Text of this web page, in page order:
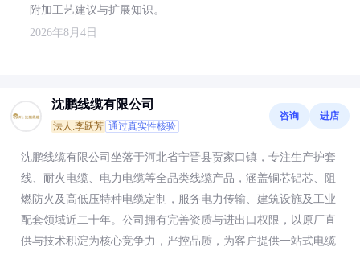
附加工艺建议与扩展知识。
2026年8月4日
沈鹏线缆有限公司
法人:李跃芳 通过真实性核验
咨询 进店
沈鹏线缆有限公司坐落于河北省宁晋县贾家口镇，专注生产护套
线、耐火电缆、电力电缆等全品类线缆产品，涵盖铜芯铝芯、阻
燃防火及高低压特种电缆定制，服务电力传输、建筑设施及工业
配套领域近二十年。公司拥有完善资质与进出口权限，以原厂直
供与技术积淀为核心竞争力，严控品质，为客户提供一站式电缆